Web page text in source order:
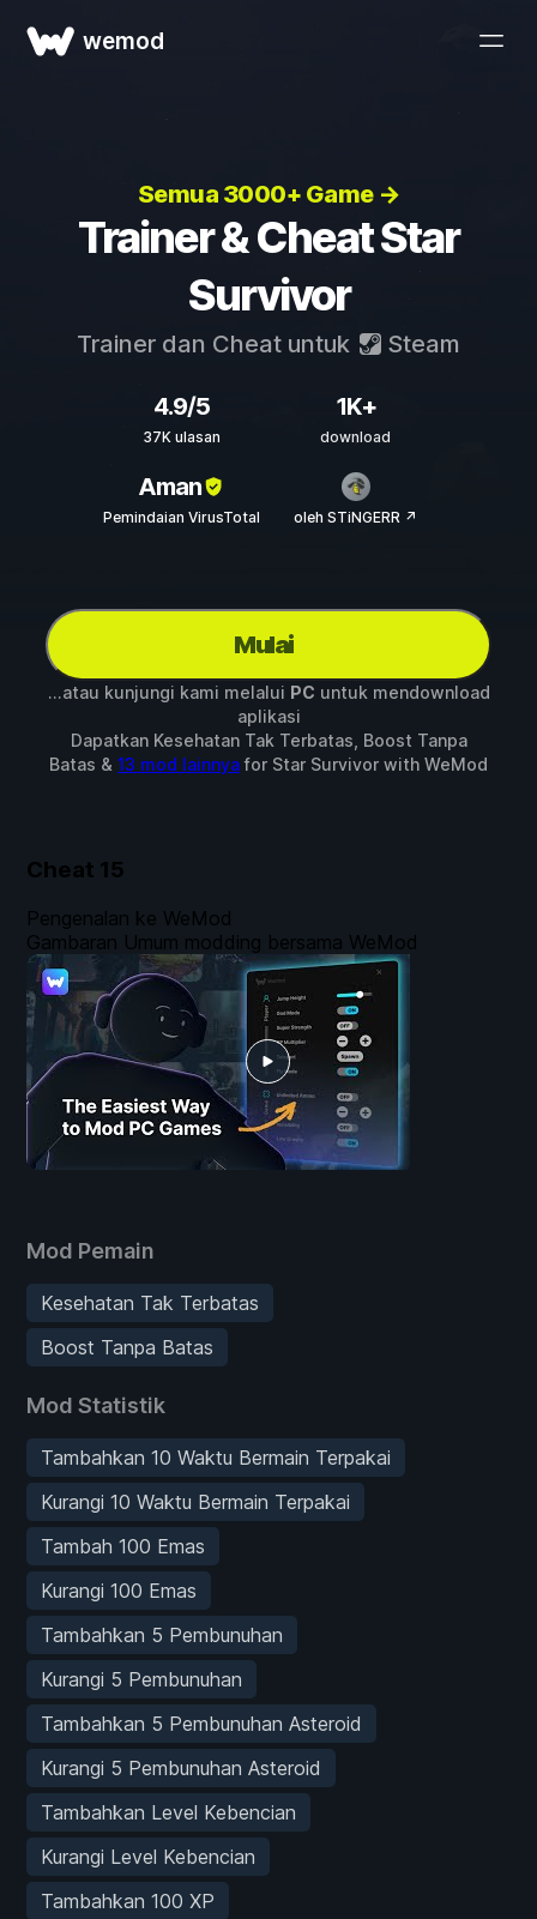
wemod
Semua 3000+ Game →
Trainer & Cheat Star
Survivor
Trainer dan Cheat untuk Steam
4.9/5
37K ulasan
1K+
download
Aman
Pemindaian VirusTotal oleh STiNGERR ↗
Mulai
...atau kunjungi kami melalui PC untuk mendownload
aplikasi
Dapatkan Kesehatan Tak Terbatas, Boost Tanpa
Batas & 13 mod lainnyafor Star Survivor with WeMod
Cheat 15
Mod Pemain
Kesehatan Tak Terbatas
Boost Tanpa Batas
Mod Statistik
Tambahkan 10 Waktu Bermain Terpakai
Kurangi 10 Waktu Bermain Terpakai
Tambah 100 Emas
Kurangi 100 Emas
Tambahkan 5 Pembunuhan
Kurangi 5 Pembunuhan
Tambahkan 5 Pembunuhan Asteroid
Kurangi 5 Pembunuhan Asteroid
Tambahkan Level Kebencian
Kurangi Level Kebencian
Tambahkan 100 XP
Pengenalan ke WeMod
Gambaran Umum modding bersama WeMod